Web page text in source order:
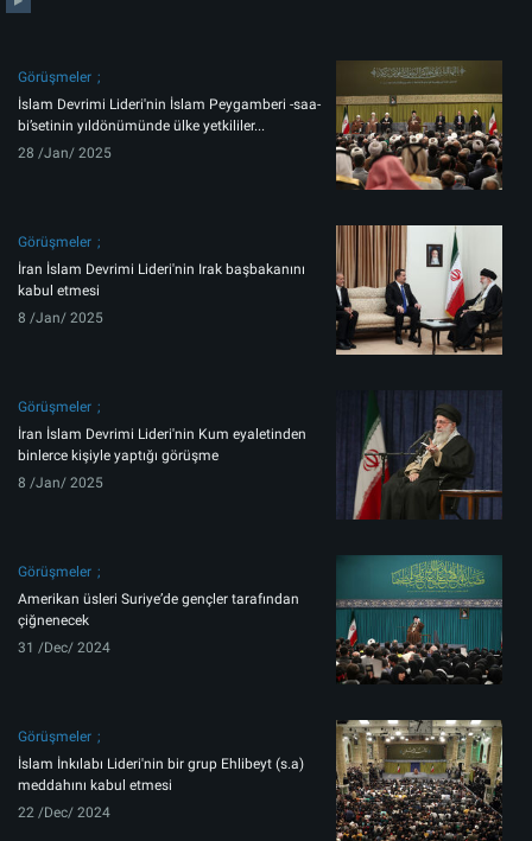
Görüşmeler
İslam Devrimi Lideri'nin İslam Peygamberi -saa-
bi’setinin yıldönümünde ülke yetkililer...
28 /Jan/ 2025
Görüşmeler
İran İslam Devrimi Lideri'nin Irak başbakanını
kabul etmesi
8 /Jan/ 2025
Görüşmeler
İran İslam Devrimi Lideri'nin Kum eyaletinden
binlerce kişiyle yaptığı görüşme
8 /Jan/ 2025
Görüşmeler
Amerikan üsleri Suriye’de gençler tarafından
çiğnenecek
31 /Dec/ 2024
Görüşmeler
İslam İnkılabı Lideri'nin bir grup Ehlibeyt (s.a)
meddahını kabul etmesi
22 /Dec/ 2024